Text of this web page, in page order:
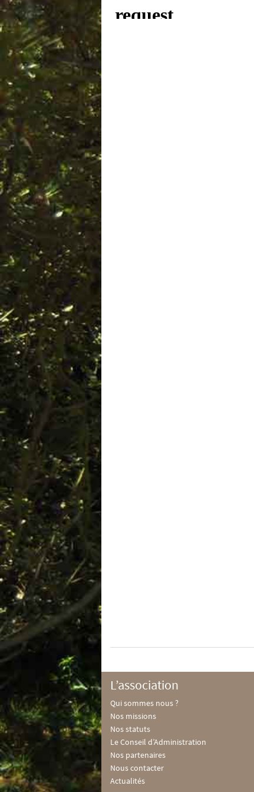
L’association
Qui sommes nous ?
Nos missions
Nos statuts
Le Conseil d’Administration
Nos partenaires
Nous contacter
Actualités